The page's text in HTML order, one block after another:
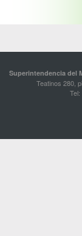
Superintendencia del
Teatinos 280,